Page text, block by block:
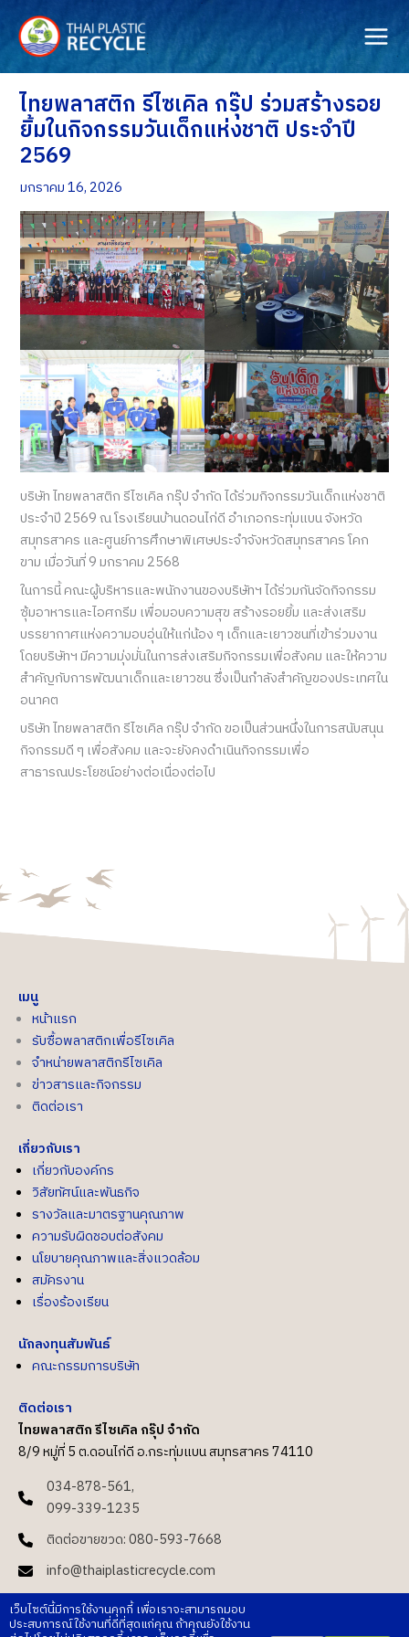
content
ไทยพลาสติก รีไซเคิล กรุ๊ป ร่วมสร้างรอย
ยิ้มในกิจกรรมวันเด็กแห่งชาติ ประจำปี
2569
มกราคม 16, 2026
บริษัท ไทยพลาสติก รีไซเคิล กรุ๊ป จำกัด ได้ร่วมกิจกรรมวันเด็กแห่งชาติ
ประจำปี 2569 ณ โรงเรียนบ้านดอนไก่ดี อำเภอกระทุ่มแบน จังหวัด
สมุทรสาคร และศูนย์การศึกษาพิเศษประจำจังหวัดสมุทรสาคร โคก
ขาม เมื่อวันที่ 9 มกราคม 2568
ในการนี้ คณะผู้บริหารและพนักงานของบริษัทฯ ได้ร่วมกันจัดกิจกรรม
ซุ้มอาหารและไอศกรีม เพื่อมอบความสุข สร้างรอยยิ้ม และส่งเสริม
บรรยากาศแห่งความอบอุ่นให้แก่น้อง ๆ เด็กและเยาวชนที่เข้าร่วมงาน
โดยบริษัทฯ มีความมุ่งมั่นในการส่งเสริมกิจกรรมเพื่อสังคม และให้ความ
สำคัญกับการพัฒนาเด็กและเยาวชน ซึ่งเป็นกำลังสำคัญของประเทศใน
อนาคต
บริษัท ไทยพลาสติก รีไซเคิล กรุ๊ป จำกัด ขอเป็นส่วนหนึ่งในการสนับสนุน
กิจกรรมดี ๆ เพื่อสังคม และจะยังคงดำเนินกิจกรรมเพื่อ
สาธารณประโยชน์อย่างต่อเนื่องต่อไป
เมนู
หน้าแรก
รับซื้อพลาสติกเพื่อรีไซเคิล
จำหน่ายพลาสติกรีไซเคิล
ข่าวสารและกิจกรรม
ติดต่อเรา
เกี่ยวกับเรา
เกี่ยวกับองค์กร
วิสัยทัศน์และพันธกิจ
รางวัลและมาตรฐานคุณภาพ
ความรับผิดชอบต่อสังคม
นโยบายคุณภาพและสิ่งแวดล้อม
สมัครงาน
เรื่องร้องเรียน
นักลงทุนสัมพันธ์
คณะกรรมการบริษัท
ติดต่อเรา
ไทยพลาสติก รีไซเคิล กรุ๊ป จำกัด
8/9 หมู่ที่ 5 ต.ดอนไก่ดี อ.กระทุ่มแบน สมุทรสาคร 74110
034-878-561,
099-339-1235
ติดต่อขายขวด: 080-593-7668
info@thaiplasticrecycle.com
ติดต่อ Sale:0993391235
sale.tpr@thaiplasticrecycle.com
เว็บไซต์นี้มีการใช้งานคุกกี้ เพื่อเราจะสามารถมอบ
ประสบการณ์ใช้งานที่ดีที่สุดแก่คุณ ถ้าคุณยังใช้งาน